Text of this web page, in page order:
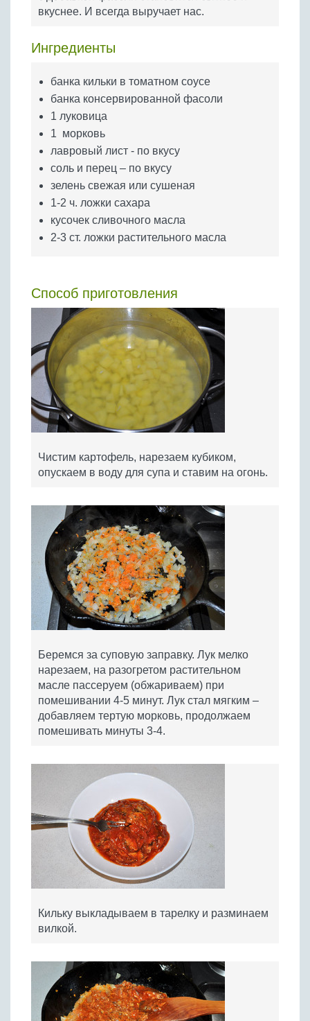
Бобовые
Крупы
вкуснее. И всегда выручает нас.
Ингредиенты
банка кильки в томатном соусе
банка консервированной фасоли
1 луковица
1 морковь
лавровый лист - по вкусу
соль и перец – по вкусу
зелень свежая или сушеная
1-2 ч. ложки сахара
кусочек сливочного масла
2-3 ст. ложки растительного масла
Способ приготовления
Чистим картофель, нарезаем кубиком,
опускаем в воду для супа и ставим на огонь.
Беремся за суповую заправку. Лук мелко
нарезаем, на разогретом растительном
масле пассеруем (обжариваем) при
помешивании 4-5 минут. Лук стал мягким –
добавляем тертую морковь, продолжаем
помешивать минуты 3-4.
Кильку выкладываем в тарелку и разминаем
вилкой.